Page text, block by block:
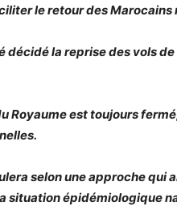
le retour des Marocains
décidé la reprise des vols
Royaume est toujours
selon une approche qui
situation épidémiologique